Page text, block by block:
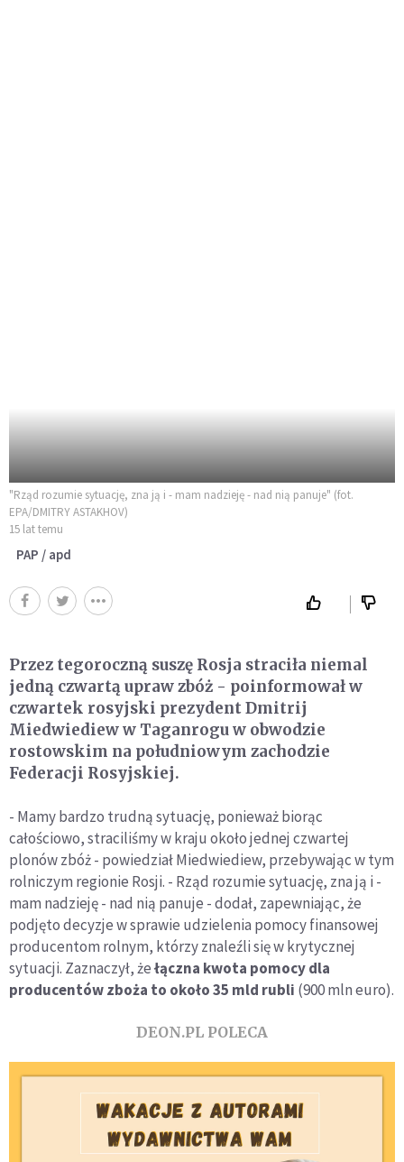
"Rząd rozumie sytuację, zna ją i - mam nadzieję - nad nią panuje" (fot.
EPA/DMITRY ASTAKHOV)
15 lat temu
PAP / apd
Przez tegoroczną suszę Rosja straciła niemal
jedną czwartą upraw zbóż - poinformował w
czwartek rosyjski prezydent Dmitrij
Miedwiediew w Taganrogu w obwodzie
rostowskim na południowym zachodzie
Federacji Rosyjskiej.
- Mamy bardzo trudną sytuację, ponieważ biorąc
całościowo, straciliśmy w kraju około jednej czwartej
plonów zbóż - powiedział Miedwiediew, przebywając w tym
rolniczym regionie Rosji. - Rząd rozumie sytuację, zna ją i -
mam nadzieję - nad nią panuje - dodał, zapewniając, że
podjęto decyzje w sprawie udzielenia pomocy finansowej
producentom rolnym, którzy znaleźli się w krytycznej
sytuacji. Zaznaczył, żełączna kwota pomocy dla
producentów zboża to około 35 mld rubli (900 mln euro).
DEON.PL POLECA